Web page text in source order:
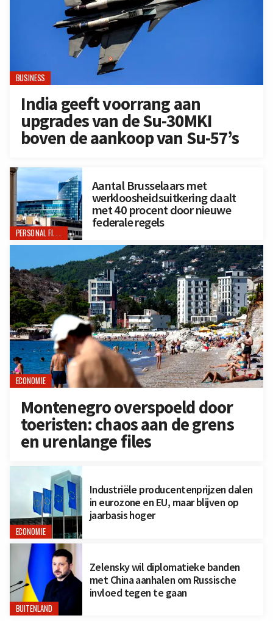
BUSINESS
India geeft voorrang aan
upgrades van de Su-30MKI
boven de aankoop van Su-57’s
PERSONAL FINANCE
Aantal Brusselaars met
werkloosheidsuitkering daalt
met 40 procent door nieuwe
federale regels
ECONOMIE
Montenegro overspoeld door
toeristen: chaos aan de grens
en urenlange files
ECONOMIE
Industriële producentenprijzen dalen
in eurozone en EU, maar blijven op
jaarbasis hoger
BUITENLAND
Zelensky wil diplomatieke banden
met China aanhalen om Russische
invloed tegen te gaan